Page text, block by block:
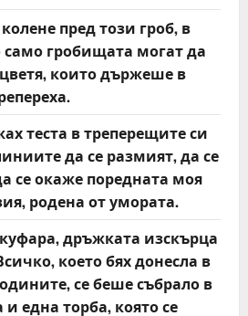
пред този гроб, в
гробищата могат да
които държеше в
теста в треперещите си
да се размият, да се
се окаже поредната моя
родена от умората.
дръжката изскърца
което бях донесла в
се беше събрало в
една торба, която се